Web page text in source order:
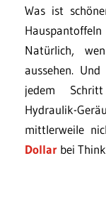
Was ist
Natürlich,
aussehen.
jedem
Hydraulik-
mittlerweile
Dollar bei